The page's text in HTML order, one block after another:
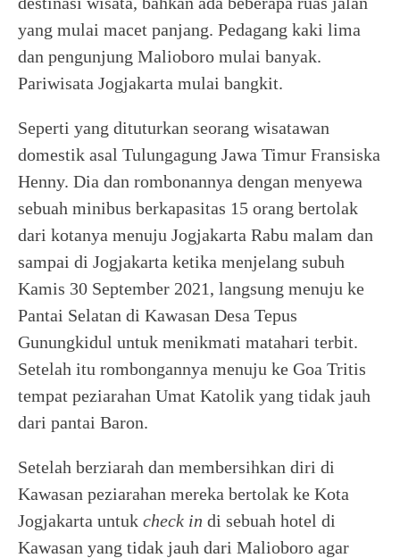
yang mulai macet panjang. Pedagang kaki lima
dan pengunjung Malioboro mulai banyak.
Pariwisata Jogjakarta mulai bangkit.
Seperti yang dituturkan seorang wisatawan
domestik asal Tulungagung Jawa Timur Fransiska
Henny. Dia dan rombonannya dengan menyewa
sebuah minibus berkapasitas 15 orang bertolak
dari kotanya menuju Jogjakarta Rabu malam dan
sampai di Jogjakarta ketika menjelang subuh
Kamis 30 September 2021, langsung menuju ke
Pantai Selatan di Kawasan Desa Tepus
Gunungkidul untuk menikmati matahari terbit.
Setelah itu rombongannya menuju ke Goa Tritis
tempat peziarahan Umat Katolik yang tidak jauh
dari pantai Baron.
Setelah berziarah dan membersihkan diri di
Kawasan peziarahan mereka bertolak ke Kota
Jogjakarta untuk check in di sebuah hotel di
Kawasan yang tidak jauh dari Malioboro agar